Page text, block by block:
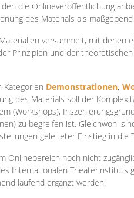
die Onlineveröffentlichung
des Materials als
versammelt, mit denen
Prinzipien und der
Kategorien Demonstrationen,
des Materials soll der
(Workshops),
zu begreifen ist. Gleichwohl
geleiteter Einstieg in die
Onlinebereich noch nicht
Internationalen
laufend ergänzt werden.